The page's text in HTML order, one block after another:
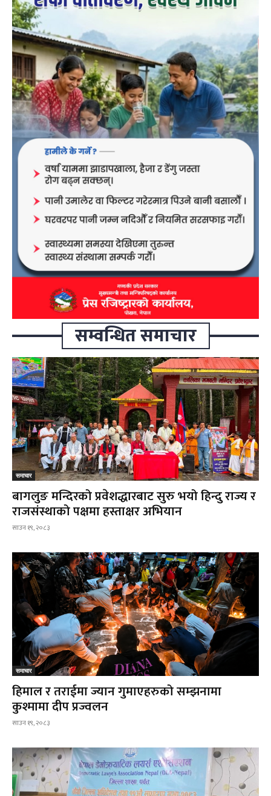
सम्वन्धित समाचार
समाचार
बागलुङ मन्दिरको प्रवेशद्धारबाट सुरु भयो हिन्दु राज्य र
राजसंस्थाको पक्षमा हस्ताक्षर अभियान
साउन १९, २०८३
समाचार
हिमाल र तराईमा ज्यान गुमाएहरुको सम्झनामा
कुश्मामा दीप प्रज्वलन
साउन १९, २०८३